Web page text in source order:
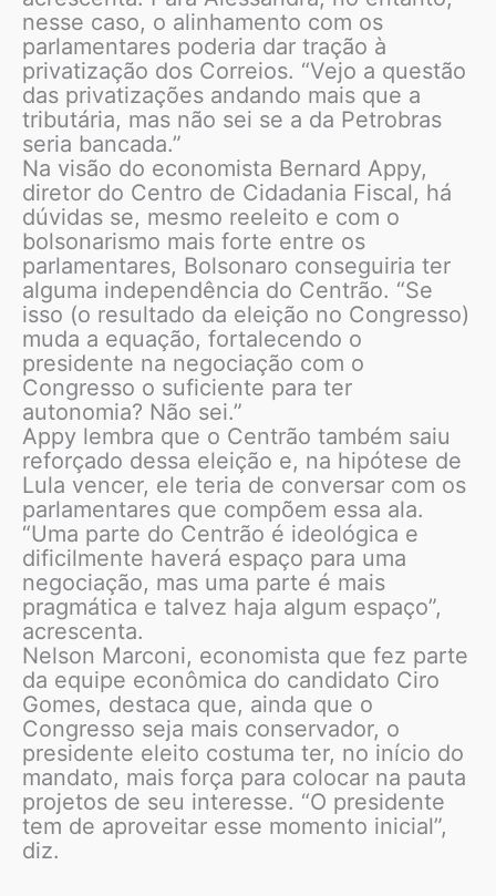
nesse caso, o alinhamento com os
parlamentares poderia dar tração à
privatização dos Correios. “Vejo a questão
das privatizações andando mais que a
tributária, mas não sei se a da Petrobras
seria bancada.”
Na visão do economista Bernard Appy,
diretor do Centro de Cidadania Fiscal, há
dúvidas se, mesmo reeleito e com o
bolsonarismo mais forte entre os
parlamentares, Bolsonaro conseguiria ter
alguma independência do Centrão. “Se
isso (o resultado da eleição no Congresso)
muda a equação, fortalecendo o
presidente na negociação com o
Congresso o suficiente para ter
autonomia? Não sei.”
Appy lembra que o Centrão também saiu
reforçado dessa eleição e, na hipótese de
Lula vencer, ele teria de conversar com os
parlamentares que compõem essa ala.
“Uma parte do Centrão é ideológica e
dificilmente haverá espaço para uma
negociação, mas uma parte é mais
pragmática e talvez haja algum espaço”,
acrescenta.
Nelson Marconi, economista que fez parte
da equipe econômica do candidato Ciro
Gomes, destaca que, ainda que o
Congresso seja mais conservador, o
presidente eleito costuma ter, no início do
mandato, mais força para colocar na pauta
projetos de seu interesse. “O presidente
tem de aproveitar esse momento inicial”,
diz.